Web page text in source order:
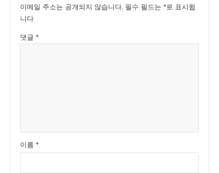
이메일 주소는 공개되지 않습니다. 필수 필드는 *로 표시됩
니다
댓글 *
이름 *